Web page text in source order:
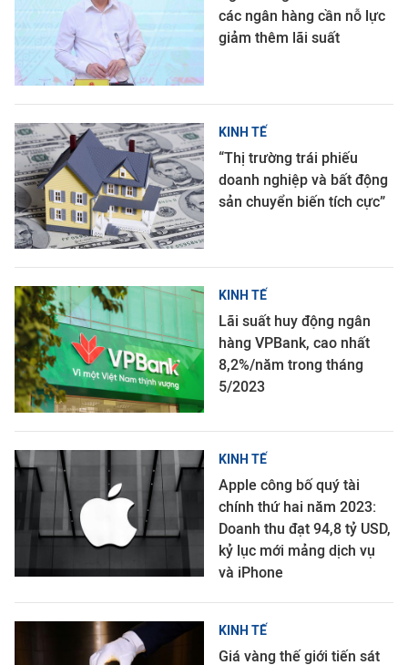
các ngân hàng cần nỗ lực
giảm thêm lãi suất
KINH TẾ
“Thị trường trái phiếu
doanh nghiệp và bất động
sản chuyển biến tích cực”
KINH TẾ
Lãi suất huy động ngân
hàng VPBank, cao nhất
8,2%/năm trong tháng
5/2023
KINH TẾ
Apple công bố quý tài
chính thứ hai năm 2023:
Doanh thu đạt 94,8 tỷ USD,
kỷ lục mới mảng dịch vụ
và iPhone
KINH TẾ
Giá vàng thế giới tiến sát